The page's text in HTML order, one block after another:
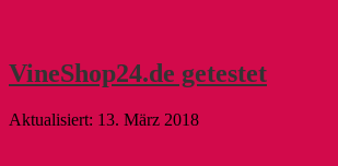
VineShop24.de getestet
13. März 2018